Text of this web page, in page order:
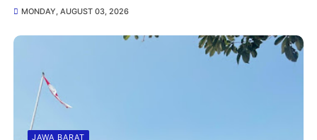
MONDAY, AUGUST 03, 2026
JAWA BARAT